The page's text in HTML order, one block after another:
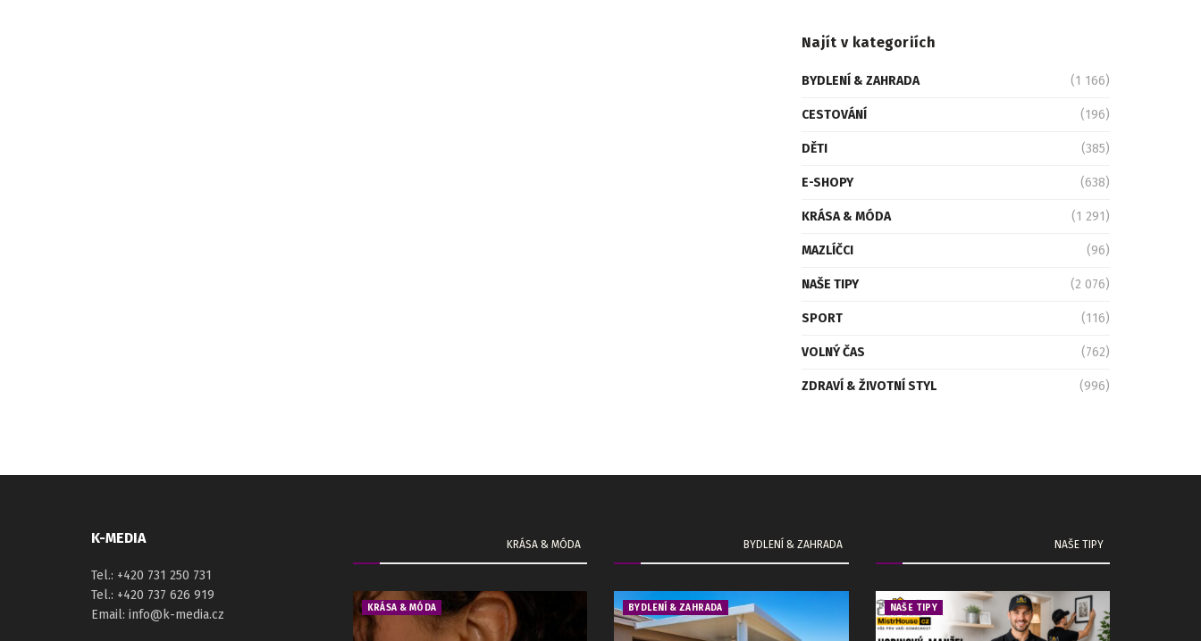
Najít v kategoriích
BYDLENÍ & ZAHRADA (1 166)
CESTOVÁNÍ (196)
DĚTI (385)
E-SHOPY (638)
KRÁSA & MÓDA (1 291)
MAZLÍČCI (96)
NAŠE TIPY (2 076)
SPORT (116)
VOLNÝ ČAS (762)
ZDRAVÍ & ŽIVOTNÍ STYL (996)
K-MEDIA
Tel.: +420 731 250 731
Tel.: +420 737 626 919
Email: info@k-media.cz
KRÁSA & MÓDA
KRÁSA & MÓDA
BYDLENÍ & ZAHRADA
BYDLENÍ & ZAHRADA
NAŠE TIPY
NAŠE TIPY